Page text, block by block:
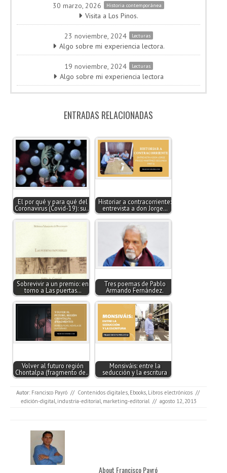
30 marzo, 2026 Historia contemporánea
Visita a Los Pinos.
23 noviembre, 2024 Lecturas
Algo sobre mi experiencia lectora.
19 noviembre, 2024 Lecturas
Algo sobre mi experiencia lectora
ENTRADAS RELACIONADAS
El por qué y para qué del
Coronavirus (Covid-19): su…
Historiar a contracorriente:
entrevista a don Jorge…
Sobrevivir a un premio: en
torno a Las puertas…
Tres poemas de Pablo
Armando Fernández.
Volver al futuro región
Chontalpa (fragmento de…
Monsiváis: entre la
seducción y la escritura
Autor: Francisco Payró // Contenidos digitales, Ebooks, Libros electrónicos //
edición-digital, industria-editorial, marketing-editorial // agosto 12, 2013
About Francisco Payró